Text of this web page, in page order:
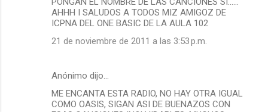
AHHH I SALUDOS A TODOS MIZ AMIGOZ DE
ICPNA DEL ONE BASIC DE LA AULA 102
21 de noviembre de 2011 a las 3:53 p.m.
Anónimo dijo…
ME ENCANTA ESTA RADIO, NO HAY OTRA IGUAL
COMO OASIS, SIGAN ASI DE BUENAZOS CON